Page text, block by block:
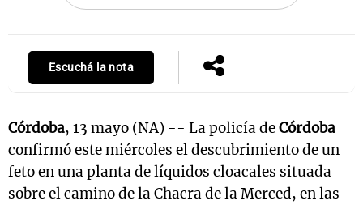
Escuchá la nota
Córdoba, 13 mayo (NA) -- La policía deCórdoba
confirmó este miércoles el descubrimiento de un
feto en una planta de líquidos cloacales situada
sobre el camino de la Chacra de la Merced, en las